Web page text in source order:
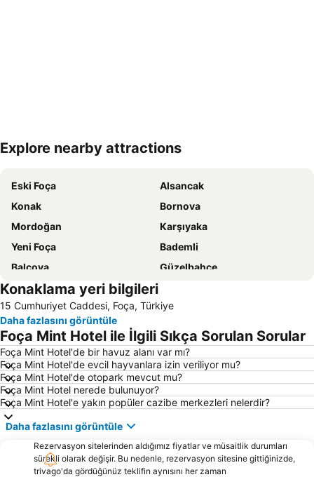
Haritayı genişlet
Explore nearby attractions
Eski Foça
Alsancak
Konak
Bornova
Mordoğan
Karşıyaka
Yeni Foça
Bademli
Balçova
Güzelbahçe
Midilli Adası
Çandarlı Kale Önü Plajı
Çiğli Tren Garı
Urla İskelesi
Buca Arena
Aqua Fantasy
Bostanlı İskelesi
Bayraklı Vapur İskelesi
Basmane
Yeni Foça Halk Plajı
Karabağlar
İzmir Otobüs Terminali
Basmane Tren Garı
Kemeraltı
Denizköy
Ege Üniversitesi Tıp Fakültesi
Fahrettin Altay Metro İstasyonu
Konaklama yeri bilgileri
15 Cumhuriyet Caddesi, Foça, Türkiye
Daha fazlasını görüntüle
Foça Mint Hotel ile İlgili Sıkça Sorulan Sorular
Foça Mint Hotel'de bir havuz alanı var mı?
Foça Mint Hotel'de evcil hayvanlara izin veriliyor mu?
Foça Mint Hotel'de otopark mevcut mu?
Foça Mint Hotel nerede bulunuyor?
Foça Mint Hotel'e yakın popüler cazibe merkezleri nelerdir?
Daha fazlasını görüntüle
Rezervasyon sitelerinden aldığımız fiyatlar ve müsaitlik durumları
sürekli olarak değişir. Bu nedenle, rezervasyon sitesine gittiğinizde,
trivago'da gördüğünüz teklifin aynısını her zaman